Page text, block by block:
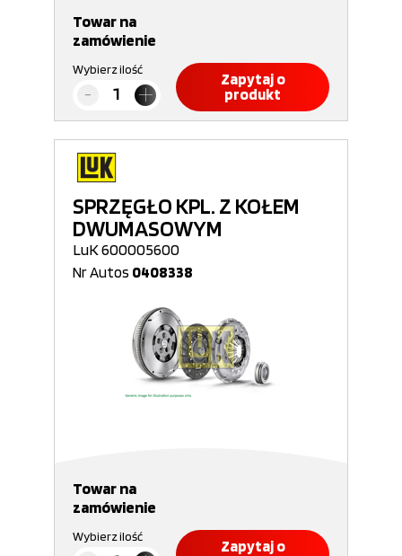
Towar na
zamówienie
Wybierz ilość
Zapytaj o
produkt
SPRZĘGŁO KPL. Z KOŁEM
DWUMASOWYM
LuK 600005600
Nr Autos 0408338
Towar na
zamówienie
Wybierz ilość
Zapytaj o